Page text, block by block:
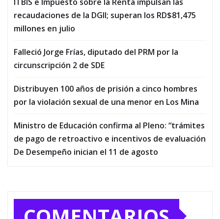
ITBIS e Impuesto sobre la Renta impulsan las
recaudaciones de la DGII; superan los RD$81,475
millones en julio
Falleció Jorge Frías, diputado del PRM por la
circunscripción 2 de SDE
Distribuyen 100 años de prisión a cinco hombres
por la violación sexual de una menor en Los Mina
Ministro de Educación confirma al Pleno: “trámites
de pago de retroactivo e incentivos de evaluación
De Desempeño inician el 11 de agosto